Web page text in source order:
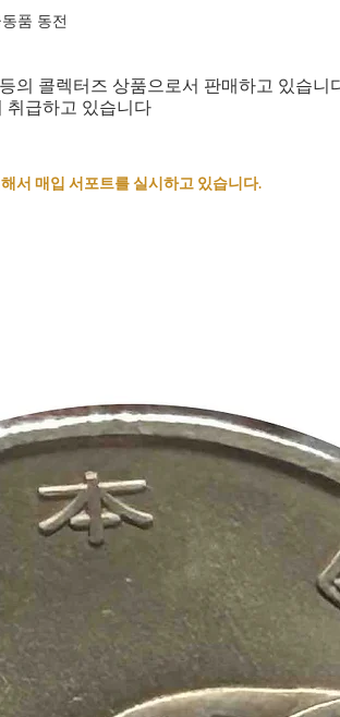
품 동전
의 콜렉터즈 상품으로서 판매하고 있습
취급하고 있습니다
서 매입 서포트를 실시하고 있습니다.